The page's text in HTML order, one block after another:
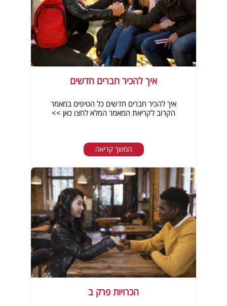
איך להכיר חברים חדשים
איך להכיר חברים חדשים כל הטיפים במאמר
הקרוב לקריאת המאמר המלא לחצו כאן >>
המשך קריאה
הכרויות פרק ב